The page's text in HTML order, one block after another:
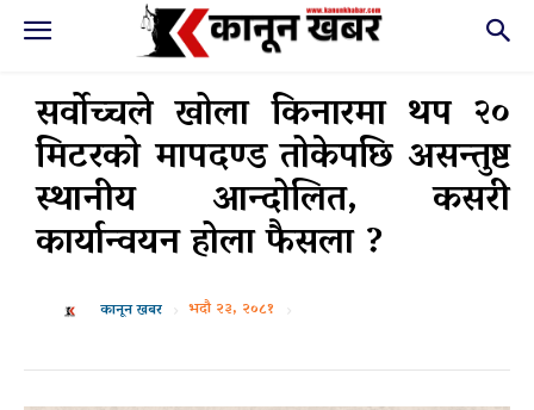
सर्वोच्चले खोला किनारमा थप २०
मिटरको मापदण्ड तोकेपछि असन्तुष्ट
स्थानीय आन्दोलित, कसरी
कार्यान्वयन होला फैसला ?
कानून खबर भदौ २३, २०८१